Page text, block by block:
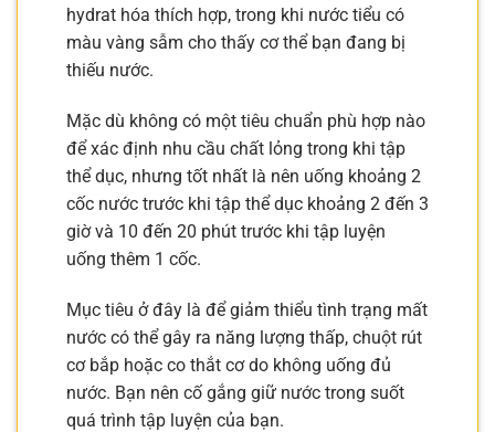
hydrat hóa thích hợp, trong khi nước tiểu có
màu vàng sẫm cho thấy cơ thể bạn đang bị
thiếu nước.
Mặc dù không có một tiêu chuẩn phù hợp nào
để xác định nhu cầu chất lỏng trong khi tập
thể dục, nhưng tốt nhất là nên uống khoảng 2
cốc nước trước khi tập thể dục khoảng 2 đến 3
giờ và 10 đến 20 phút trước khi tập luyện
uống thêm 1 cốc.
Mục tiêu ở đây là để giảm thiểu tình trạng mất
nước có thể gây ra năng lượng thấp, chuột rút
cơ bắp hoặc co thắt cơ do không uống đủ
nước. Bạn nên cố gắng giữ nước trong suốt
quá trình tập luyện của bạn.